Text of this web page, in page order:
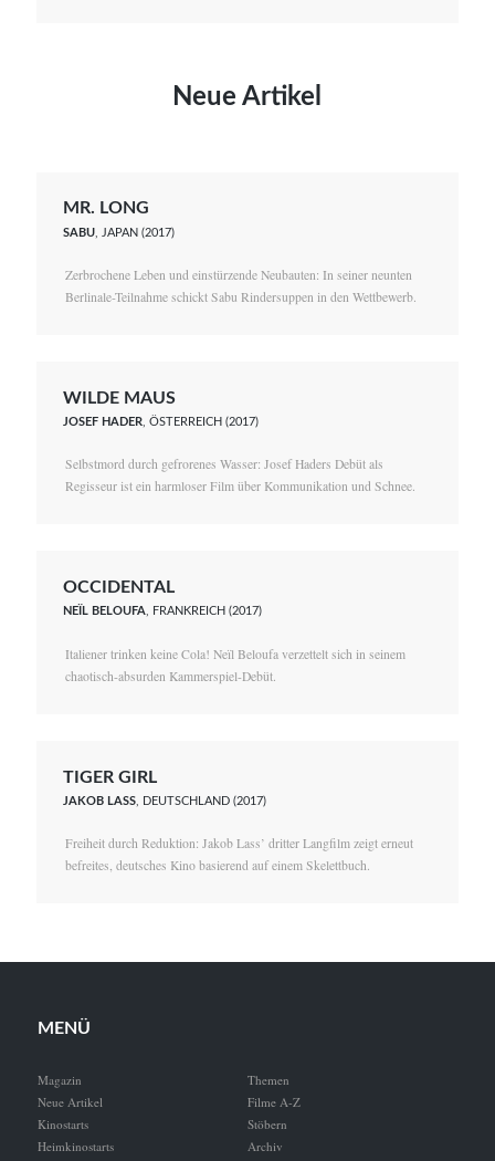
Neue Artikel
MR. LONG
SABU , JAPAN (2017)
Zerbrochene Leben und einstürzende Neubauten: In seiner neunten
Berlinale-Teilnahme schickt Sabu Rindersuppen in den Wettbewerb.
WILDE MAUS
JOSEF HADER , ÖSTERREICH (2017)
Selbstmord durch gefrorenes Wasser: Josef Haders Debüt als
Regisseur ist ein harmloser Film über Kommunikation und Schnee.
OCCIDENTAL
NEÏL BELOUFA, FRANKREICH (2017)
Italiener trinken keine Cola! Neïl Beloufa verzettelt sich in seinem
chaotisch-absurden Kammerspiel-Debüt.
TIGER GIRL
JAKOB LASS , DEUTSCHLAND (2017)
Freiheit durch Reduktion: Jakob Lass’ dritter Langfilm zeigt erneut
befreites, deutsches Kino basierend auf einem Skelettbuch.
MENÜ
Magazin
Neue Artikel
Kinostarts
Heimkinostarts
Themen
Filme A-Z
Stöbern
Archiv